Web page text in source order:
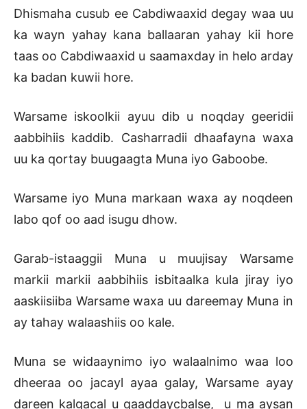
Dhismaha cusub ee Cabdiwaaxid degay waa uu
ka wayn yahay kana ballaaran yahay kii hore
taas oo Cabdiwaaxid u saamaxday in helo arday
ka badan kuwii hore.
Warsame iskoolkii ayuu dib u noqday geeridii
aabbihiis kaddib. Casharradii dhaafayna waxa
uu ka qortay buugaagta Muna iyo Gaboobe.
Warsame iyo Muna markaan waxa ay noqdeen
labo qof oo aad isugu dhow.
Garab-istaaggii Muna u muujisay Warsame
markii markii aabbihiis isbitaalka kula jiray iyo
aaskiisiiba Warsame waxa uu dareemay Muna in
ay tahay walaashiis oo kale.
Muna se widaaynimo iyo walaalnimo waa loo
dheeraa oo jacayl ayaa galay, Warsame ayay
dareen kalgacal u qaaddaycbalse, u ma aysan